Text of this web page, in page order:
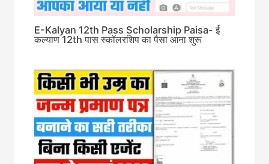
E-Kalyan 12th Pass Scholarship Paisa- ई
कल्याण 12th पास स्कॉलरशिप का पैसा आना शुरू